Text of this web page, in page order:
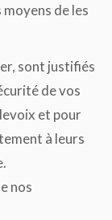
de les
sont justifiés
de vos
et pour
à leurs
nos